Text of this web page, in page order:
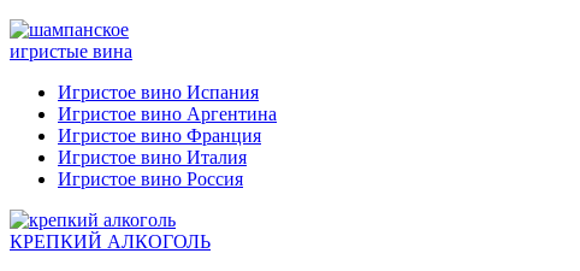
игристые вина
Игристое вино Испания
Игристое вино Аргентина
Игристое вино Франция
Игристое вино Италия
Игристое вино Россия
КРЕПКИЙ АЛКОГОЛЬ